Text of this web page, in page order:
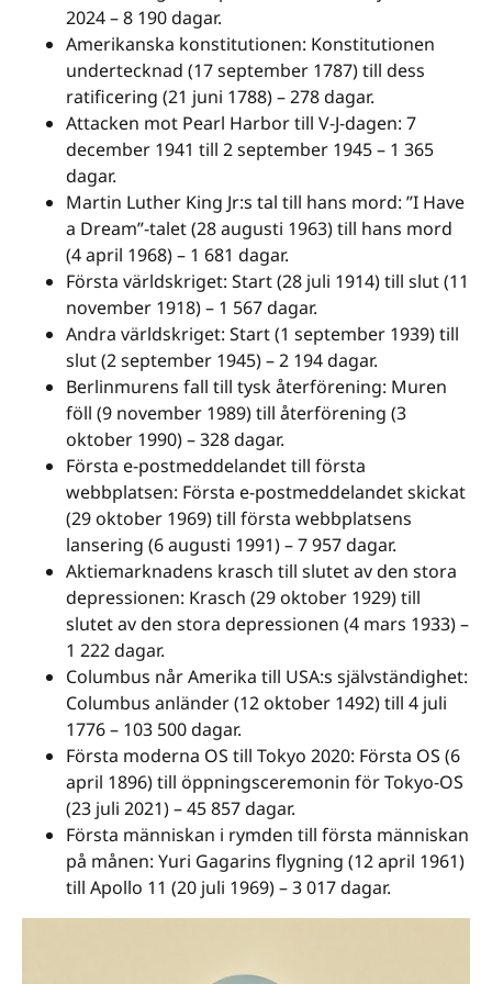
2024 – 8 190 dagar.
Amerikanska konstitutionen: Konstitutionen
undertecknad (17 september 1787) till dess
ratificering (21 juni 1788) – 278 dagar.
Attacken mot Pearl Harbor till V-J-dagen: 7
december 1941 till 2 september 1945 – 1 365
dagar.
Martin Luther King Jr:s tal till hans mord: ”I Have
a Dream”-talet (28 augusti 1963) till hans mord
(4 april 1968) – 1 681 dagar.
Första världskriget: Start (28 juli 1914) till slut (11
november 1918) – 1 567 dagar.
Andra världskriget: Start (1 september 1939) till
slut (2 september 1945) – 2 194 dagar.
Berlinmurens fall till tysk återförening: Muren
föll (9 november 1989) till återförening (3
oktober 1990) – 328 dagar.
Första e-postmeddelandet till första
webbplatsen: Första e-postmeddelandet skickat
(29 oktober 1969) till första webbplatsens
lansering (6 augusti 1991) – 7 957 dagar.
Aktiemarknadens krasch till slutet av den stora
depressionen: Krasch (29 oktober 1929) till
slutet av den stora depressionen (4 mars 1933) –
1 222 dagar.
Columbus når Amerika till USA:s självständighet:
Columbus anländer (12 oktober 1492) till 4 juli
1776 – 103 500 dagar.
Första moderna OS till Tokyo 2020: Första OS (6
april 1896) till öppningsceremonin för Tokyo-OS
(23 juli 2021) – 45 857 dagar.
Första människan i rymden till första människan
på månen: Yuri Gagarins flygning (12 april 1961)
till Apollo 11 (20 juli 1969) – 3 017 dagar.